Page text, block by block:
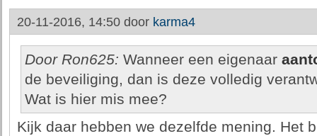
20-11-2016, 14:50 door karma4
Door Ron625: Wanneer een eigenaar
de beveiliging, dan is deze volledig
Wat is hier mis mee?
Kijk daar hebben we dezelfde mening. Het